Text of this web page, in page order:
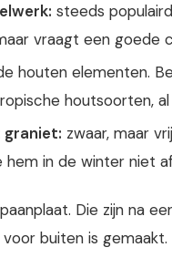
steeds
vraagt een goede
houten elementen.
houtsoorten,
zwaar, maar
hem in de winter niet
Die zijn na
buiten is gemaakt.